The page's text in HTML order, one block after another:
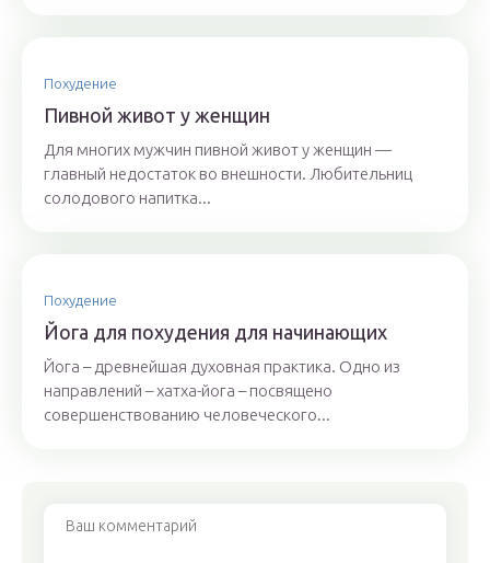
Похудение
Пивной живот у женщин
Для многих мужчин пивной живот у женщин —
главный недостаток во внешности. Любительниц
солодового напитка...
Похудение
Йога для похудения для начинающих
Йога – древнейшая духовная практика. Одно из
направлений – хатха-йога – посвящено
совершенствованию человеческого...